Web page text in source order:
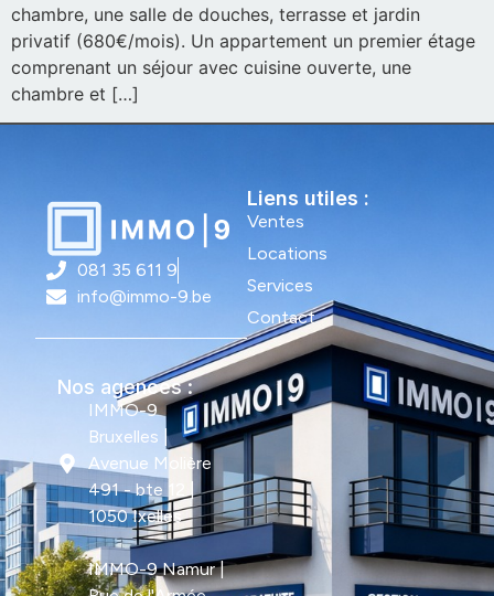
chambre, une salle de douches, terrasse et jardin
privatif (680€/mois). Un appartement un premier étage
comprenant un séjour avec cuisine ouverte, une
chambre et […]
081 35 611 9
info@immo-9.be
Nos agences :
IMMO-9
Bruxelles |
Avenue Molière
491 - bte 12 |
1050 Ixelles
IMMO-9 Namur |
Liens utiles :
Ventes
Locations
Services
Contact